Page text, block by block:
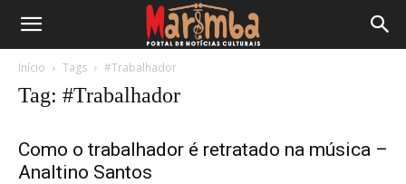
Início Tags #Trabalhador
Tag: #Trabalhador
Como o trabalhador é retratado na música –
Analtino Santos